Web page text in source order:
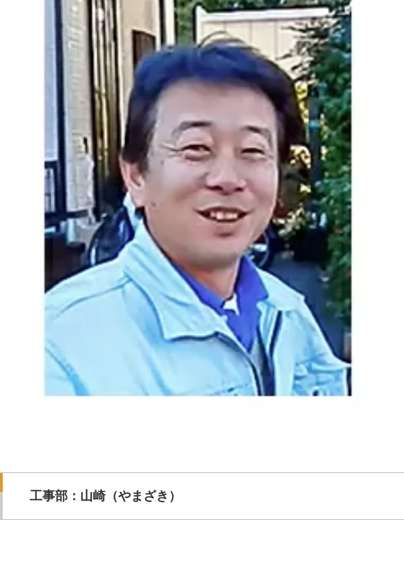
工事部：山崎（やまざき）